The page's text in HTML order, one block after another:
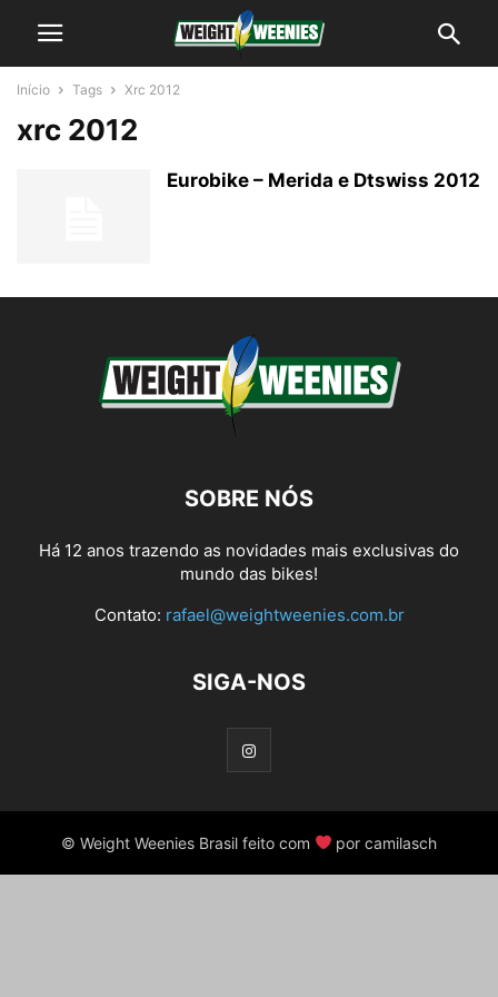
Início Tags Xrc 2012
xrc 2012
Eurobike – Merida e Dtswiss 2012
SOBRE NÓS
Há 12 anos trazendo as novidades mais exclusivas do
mundo das bikes!
Contato: rafael@weightweenies.com.br
SIGA-NOS
© Weight Weenies Brasil feito com por camilasch